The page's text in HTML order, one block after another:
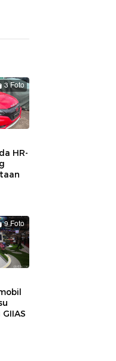
3 Foto
HR-
9 Foto